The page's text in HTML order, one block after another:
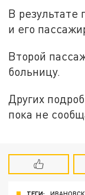
В результате
и его
Второй
больницу.
Других
пока не